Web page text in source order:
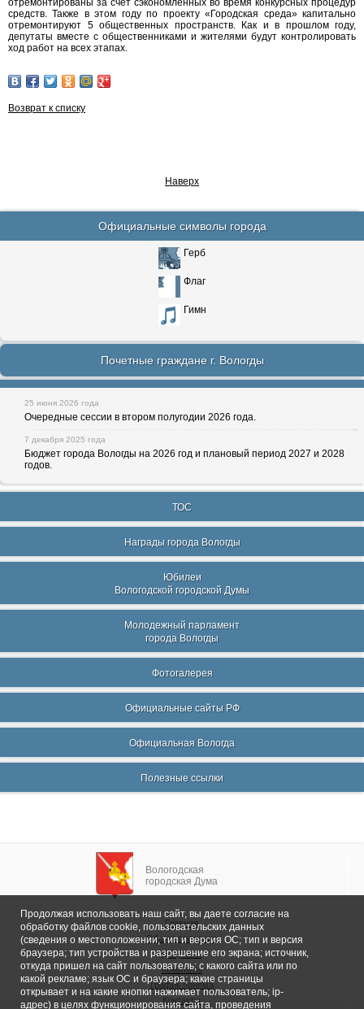
отремонтированы за счет сэкономленных во время конкурсных процедур
средств. Также в этом году по проекту «Городская среда» капитально
отремонтируют 5 общественных пространств. Как и в прошлом году,
депутаты вместе с общественниками и жителями будут контролировать
ход работ на всех этапах.
Возврат к списку
Наверх
Официальные символы города
Герб
Флаг
Гимн
Почетные граждане г. Вологды
25 июня 2026 года
Очередные сессии в втором полугодии 2026 года.
7 декабря 2025 года
Бюджет города Вологды на 2026 год и плановый период 2027 и 2028
годов.
ТОС
Награды города Вологды
Юбилеи
Вологодской городской Думы
Молодежный парламент
города Вологды
Фотогалерея
Официальные сайты РФ
Официальная Вологда
Полезные ссылки
Вологодская
городская Дума
Главная
Общие сведения
Депутаты
Комитеты
График приема
Контакты
Продолжая использовать наш сайт, вы даете согласие на
обработку файлов cookie, пользовательских данных
(сведения о местоположении; тип и версия ОС; тип и версия
браузера; тип устройства и разрешение его экрана; источник,
откуда пришел на сайт пользователь; с какого сайта или по
какой рекламе; язык ОС и браузера; какие страницы
открывает и на какие кнопки нажимает пользователь; ip-
адрес) в целях функционирования сайта, проведения